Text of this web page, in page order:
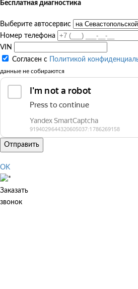
Бесплатная диагностика
Выберите автосервис
Номер телефона
VIN
Согласен с
Политикой
данные не собираются
Отправить
OK
Заказать
звонок